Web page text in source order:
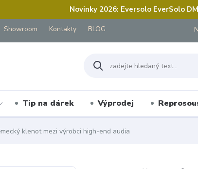
Novinky 2026: Eversolo EverSolo
Showroom Kontakty BLOG
Tip na dárek Výprodej
klenot mezi výrobci high-end audia